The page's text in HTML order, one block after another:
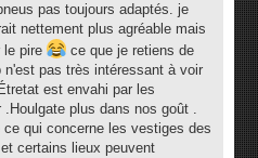
pas toujours adaptés. je
nettement plus agréable mais
le pire
ce que je retiens de
pas très intéressant à voir
est envahi par les
plus dans nos goût .
qui concerne les vestiges des
certains lieux peuvent